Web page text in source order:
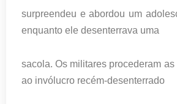
surpreendeu e abordou um
enquanto ele desenterrava uma
sacola. Os militares procederam
ao invólucro recém-desenterrado